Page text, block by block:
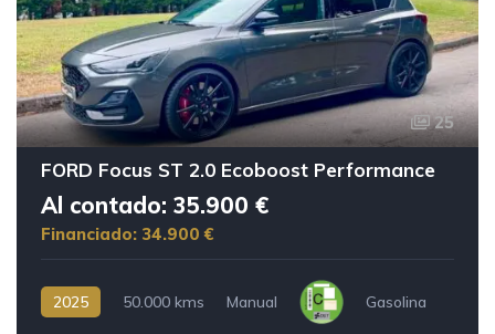
25
FORD Focus ST 2.0 Ecoboost Performance
Al contado: 35.900 €
Financiado: 34.900 €
2025 50.000 kms Manual Gasolina